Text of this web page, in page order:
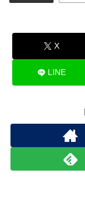
X
LINE